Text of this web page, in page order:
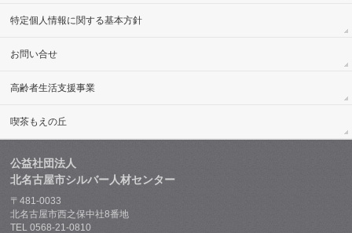
特定個人情報に関する基本方針
お問い合せ
高齢者生活支援事業
喫茶もえの丘
公益社団法人
北名古屋市シルバー人材センター
〒481-0033
北名古屋市西之保中社8番地
TEL 0568-21-0810